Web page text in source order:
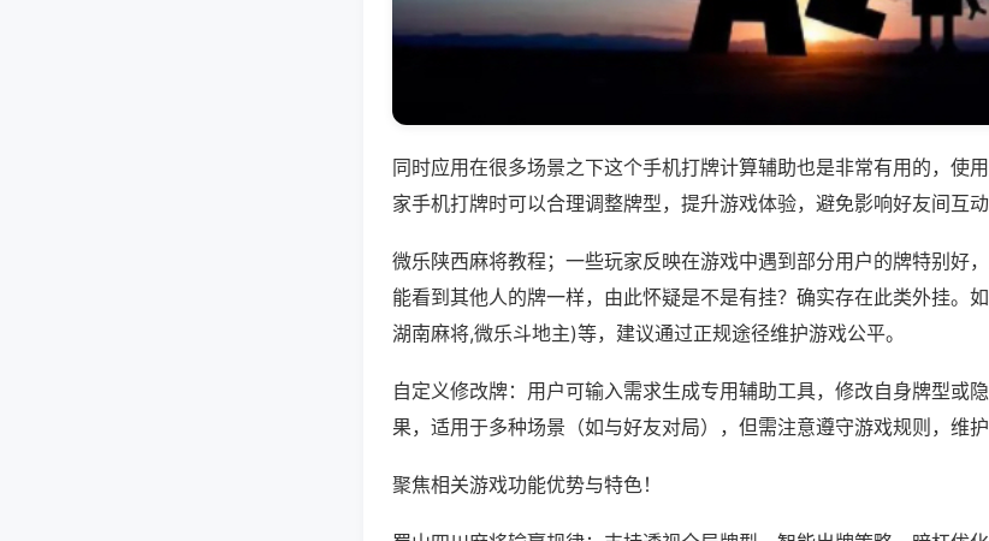
同时应用在很多场景之下这个手机打牌计算辅助也是非常有用的，使
家手机打牌时可以合理调整牌型，提升游戏体验，避免影响好友间互动
微乐陕西麻将教程；一些玩家反映在游戏中遇到部分用户的牌特别好
能看到其他人的牌一样，由此怀疑是不是有挂？确实存在此类外挂。
湖南麻将,微乐斗地主)等，建议通过正规途径维护游戏公平。
自定义修改牌：用户可输入需求生成专用辅助工具，修改自身牌型或
果，适用于多种场景（如与好友对局），但需注意遵守游戏规则，维护
聚焦相关游戏功能优势与特色！